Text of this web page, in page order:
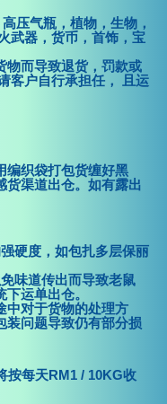
压气瓶，植物，生物，
武器，货币，首饰，宝
物而导致退货，罚款或
客户自行承担任， 且运
编织袋打包货缠好黑
货渠道出仓。如有露出
硬度，如包扎多层保丽
味道传出而导致老鼠
运单出仓。
中对于货物的处理方
装问题导致仍有部分损
按每天RM1 / 10KG收